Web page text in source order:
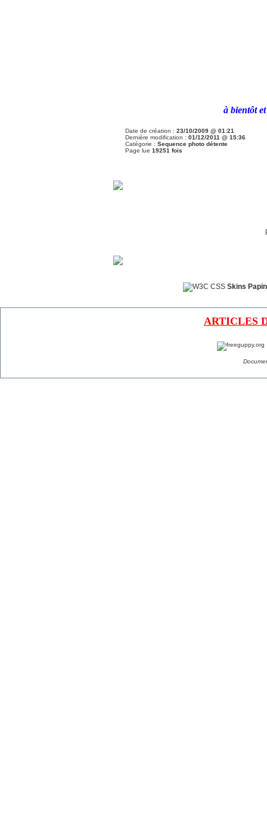
à bientôt
Date de création : 23/10/2009 @ 01:21
Dernière modification : 01/12/2011 @ 15:36
Catégorie : Sequence photo détente
Page lue 19251 fois
Skins
ARTICLES